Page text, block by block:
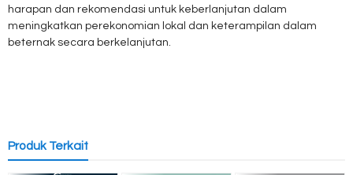
harapan dan rekomendasi untuk keberlanjutan dalam
meningkatkan perekonomian lokal dan keterampilan dalam
beternak secara berkelanjutan.
Produk Terkait